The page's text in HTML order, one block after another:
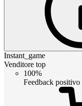
Instant_game
Venditore top
100%
Feedback positivo